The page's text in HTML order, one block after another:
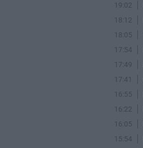
19:02
18:12
18:05
17:54
17:49
17:41
16:55
16:22
16:05
15:54